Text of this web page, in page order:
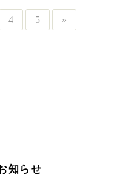
4 5 »
知らせ